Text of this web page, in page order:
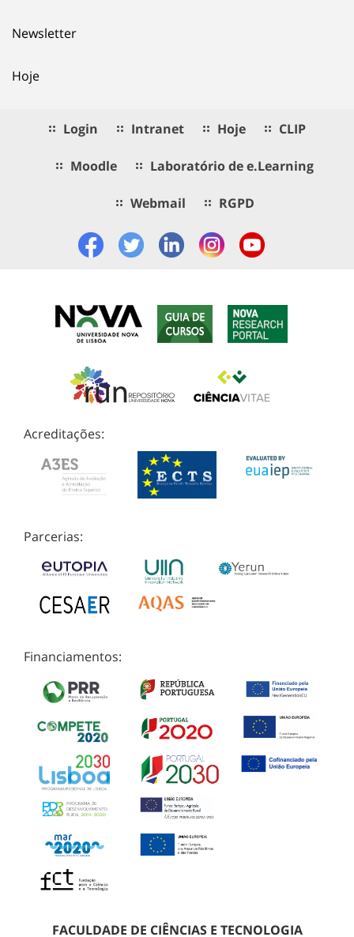
Newsletter
Hoje
Login Intranet Hoje CLIP
Moodle Laboratório de e.Learning
Webmail RGPD
Acreditações:
Parcerias:
Financiamentos:
FACULDADE DE CIÊNCIAS E TECNOLOGIA